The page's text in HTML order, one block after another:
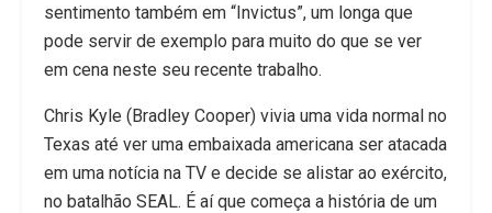
sentimento também em “Invictus”, um longa que
pode servir de exemplo para muito do que se ver
em cena neste seu recente trabalho.
Chris Kyle (Bradley Cooper) vivia uma vida normal no
Texas até ver uma embaixada americana ser atacada
em uma notícia na TV e decide se alistar ao exército,
no batalhão SEAL. É aí que começa a história de um